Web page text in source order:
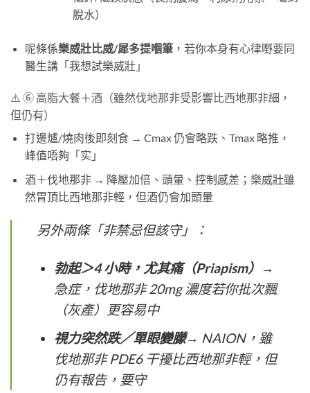
脫水）
呢條係樂威壯比威/犀多提嗰筆，若你本身有心律嘢要同
醫生講「我想試樂威壯」
⚠️ ⑥ 高脂大餐＋酒（雖然伐地那非受影響比西地那非細，
但仍有）
打邊爐/燒肉後即刻食 → Cmax 仍會略跌、Tmax 略推，
峰值唔夠「实」
酒＋伐地那非 → 降壓加倍、頭暈、控制感差；樂威壯雖
然胃頂比西地那非輕，但酒仍會加頭暈
另外兩條「非禁忌但該守」：
勃起＞4 小時，尤其痛（Priapism） →
急症，伐地那非 20mg 濃度若你批次飄
（灰產）更容易中
視力突然跌／單眼變朦→ NAION，雖
伐地那非 PDE6 干擾比西地那非輕，但
仍有報告，要守